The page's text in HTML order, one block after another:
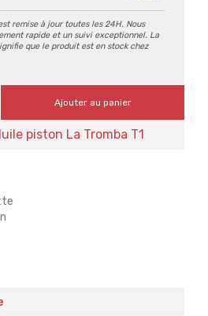
remise à jour toutes les 24H. Nous
rapide et un suivi exceptionnel. La
que le produit est en stock chez
Ajouter au panier
piston La Tromba T1